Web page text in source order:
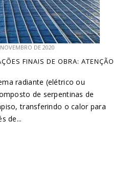
DE 2020
FINAIS DE OBRA: ATENÇÃO
radiante (elétrico ou
de serpentinas de
transferindo o calor para
de...